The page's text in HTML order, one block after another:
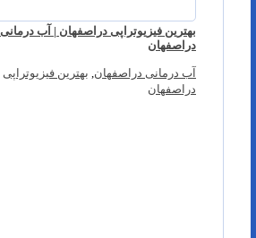
بهترین فیزیوتراپی دراصفهان | آب درمانی
دراصفهان
آب درمانی دراصفهان بهترین فیزیوتراپی
دراصفهان